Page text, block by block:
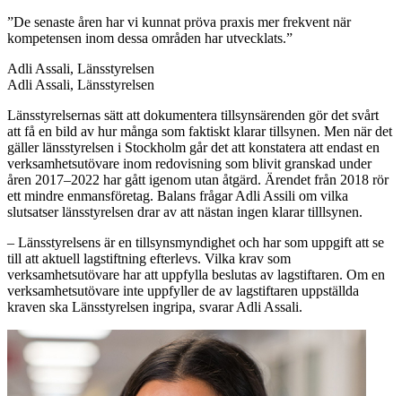
”De senaste åren har vi kunnat pröva praxis mer frekvent när
kompetensen inom dessa områden har utvecklats.”
Adli Assali, Länsstyrelsen
Adli Assali, Länsstyrelsen
Länsstyrelsernas sätt att dokumentera tillsynsärenden gör det svårt
att få en bild av hur många som faktiskt klarar tillsynen. Men när det
gäller länsstyrelsen i Stockholm går det att konstatera att endast en
verksamhetsutövare inom redovisning som blivit granskad under
åren 2017–2022 har gått igenom utan åtgärd. Ärendet från 2018 rör
ett mindre enmansföretag. Balans frågar Adli Assili om vilka
slutsatser länsstyrelsen drar av att nästan ingen klarar tilllsynen.
– Länsstyrelsens är en tillsynsmyndighet och har som uppgift att se
till att aktuell lagstiftning efterlevs. Vilka krav som
verksamhetsutövare har att uppfylla beslutas av lagstiftaren. Om en
verksamhetsutövare inte uppfyller de av lagstiftaren uppställda
kraven ska Länsstyrelsen ingripa, svarar Adli Assali.